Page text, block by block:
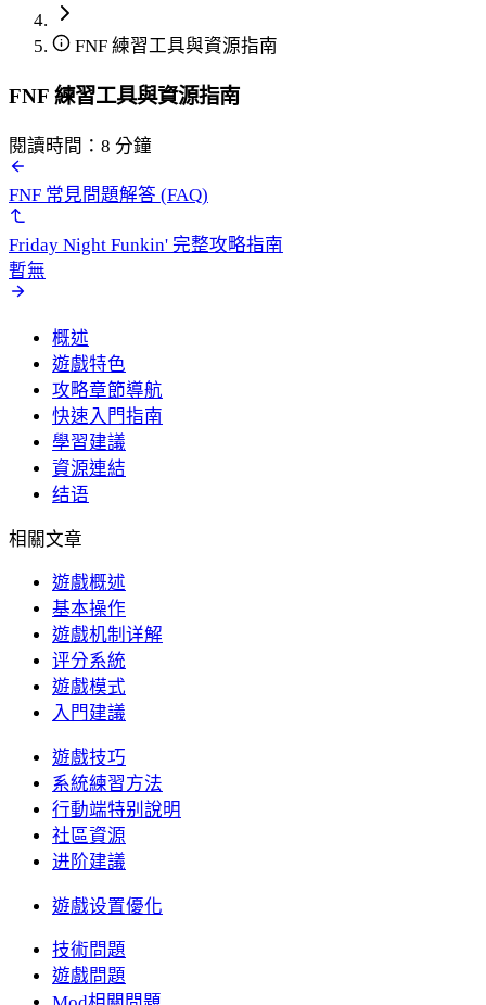
FNF 練習工具與資源指南
FNF 練習工具與資源指南
閱讀時間：8 分鐘
FNF 常見問題解答 (FAQ)
Friday Night Funkin' 完整攻略指南
暫無
概述
遊戲特色
攻略章節導航
快速入門指南
學習建議
資源連結
结语
相關文章
遊戲概述
基本操作
遊戲机制详解
评分系統
遊戲模式
入門建議
遊戲技巧
系統練習方法
行動端特别說明
社區資源
进阶建議
遊戲设置優化
技術問題
遊戲問題